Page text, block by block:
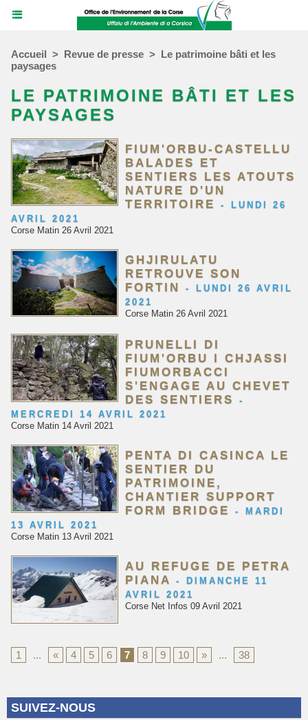
Accueil > Revue de presse > Le patrimoine bâti et les
paysages
LE PATRIMOINE BÂTI ET LES
PAYSAGES
FIUM'ORBU-CASTELLU
BALADES ET
SENTIERS LES ATOUTS
NATURE D'UN
TERRITOIRE-
LUNDI 26
AVRIL 2021
Corse Matin 26 Avril 2021
GHJIRULATU
RETROUVE SON
FORTIN
-
LUNDI 26 AVRIL
2021
Corse Matin 26 Avril 2021
PRUNELLI DI
FIUM'ORBU I CHJASSI
FIUMORBACCI
S'ENGAGE AU CHEVET
DES SENTIERS
-
MERCREDI 14 AVRIL 2021
Corse Matin 14 Avril 2021
PENTA DI CASINCA LE
SENTIER DU
PATRIMOINE,
CHANTIER SUPPORT
FORM BRIDGE
-
MARDI
13 AVRIL 2021
Corse Matin 13 Avril 2021
AU REFUGE DE PETRA
PIANA
-
DIMANCHE 11
AVRIL 2021
Corse Net Infos 09 Avril 2021
1 ... « 4 5 6 7 8 9 10 » ... 38
SUIVEZ-NOUS